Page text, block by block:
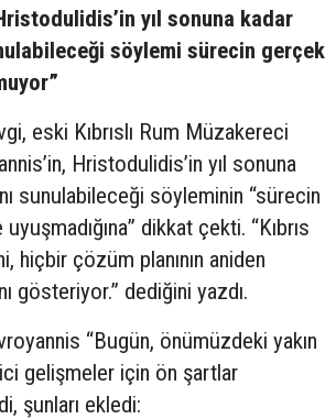
yıl sonuna kadar
söylemi sürecin gerçek
eski Kıbrıslı Rum Müzakereci
Hristodulidis’in yıl sonuna
sunulabileceği söyleminin “sürecin
dikkat çekti. “Kıbrıs
hiçbir çözüm planının aniden
gösteriyor.” dediğini yazdı.
“Bugün, önümüzdeki yakın
gelişmeler için ön şartlar
şunları ekledi: